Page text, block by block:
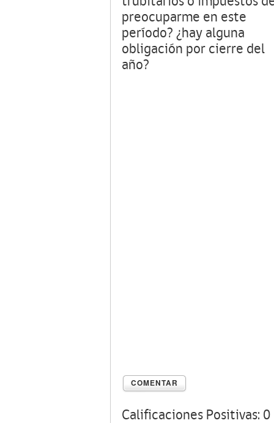
preocuparme en este
período? ¿hay alguna
obligación por cierre del
año?
COMENTAR
Calificaciones Positivas: 0